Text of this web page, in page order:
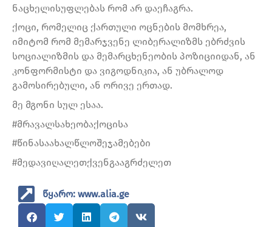
ნაცხელისუფლებას რომ არ დაეჩაგრა.
ქოცი, რომელიც ქართული ოცნების მომხრეა,
იმიტომ რომ მემარჯვენე ლიბერალიზმს ებრძვის
სოციალიზმის და მემარცხენეობის პოზიციიდან, ან
კონფორმისტი და ვიგოდნიკია, ან უბრალოდ
გამოსირებული, ან ორივე ერთად.
მე მგონი სულ ესაა.
#მრავალსახეობაქოცისა
#წინასაახალწლოშეჯამებები
#მედავიღალეთქვენგააგრძელეთ
წყარო: www.alia.ge